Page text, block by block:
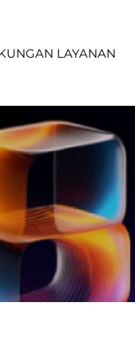
LAYANAN